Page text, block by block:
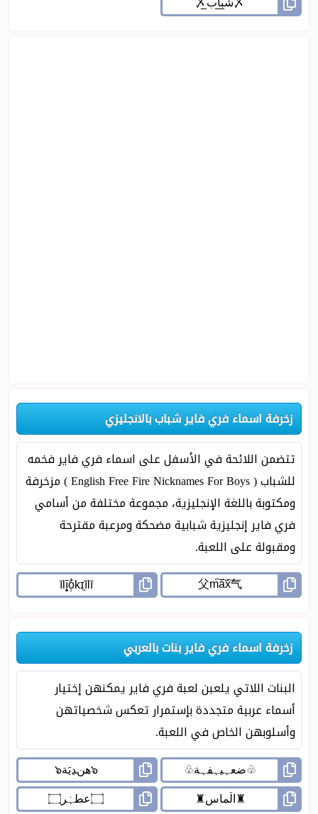
زخرفة اسماء فري فاير شباب بالانجليزي
تتضمن اللائحة في الأسفل على اسماء فري فاير فخمه
للشباب ( English Free Fire Nicknames For Boys ) مزخرفة
ومكتوبة باللغة الإنجليزية، مجموعة مختلفة من أسامي
فري فاير إنجليزية شبابية مضحكة ومرعبة مقترحة
ومقبولة على اللعبة.
زخرفة اسماء فري فاير بنات بالعربي
البنات اللاتي يلعبن لعبة فري فاير يمكنهن إختيار
أسماء عربية متجددة بإستمرار تعكس شخصياتهن
وأسلوبهن الخاص في اللعبة.